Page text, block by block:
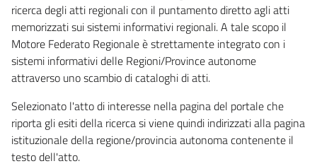
ricerca degli atti regionali con il puntamento diretto agli atti
memorizzati sui sistemi informativi regionali. A tale scopo il
Motore Federato Regionale è strettamente integrato con i
sistemi informativi delle Regioni/Province autonome
attraverso uno scambio di cataloghi di atti.
Selezionato l'atto di interesse nella pagina del portale che
riporta gli esiti della ricerca si viene quindi indirizzati alla pagina
istituzionale della regione/provincia autonoma contenente il
testo dell'atto.